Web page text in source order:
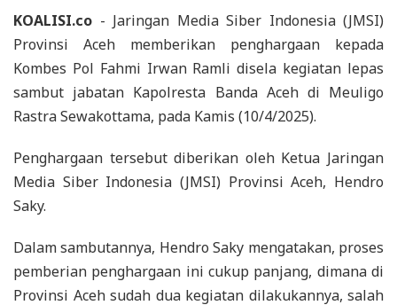
KOALISI.co - Jaringan Media Siber Indonesia (JMSI)
Provinsi Aceh memberikan penghargaan kepada
Kombes Pol Fahmi Irwan Ramli disela kegiatan lepas
sambut jabatan Kapolresta Banda Aceh di Meuligo
Rastra Sewakottama, pada Kamis (10/4/2025).
Penghargaan tersebut diberikan oleh Ketua Jaringan
Media Siber Indonesia (JMSI) Provinsi Aceh, Hendro
Saky.
Dalam sambutannya, Hendro Saky mengatakan, proses
pemberian penghargaan ini cukup panjang, dimana di
Provinsi Aceh sudah dua kegiatan dilakukannya, salah